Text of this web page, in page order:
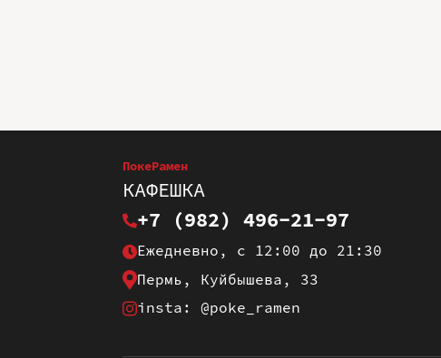
ПокеРамен
КАФЕШКА
+7 (982) 496-21-97
Ежедневно, с 12:00 до 21:30
Пермь, Куйбышева, 33
insta: @poke_ramen